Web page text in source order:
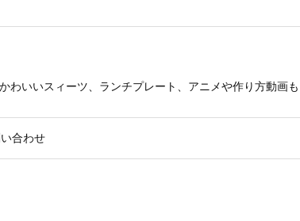
わいいスィーツ、ランチプレート、アニメや作り方動画も
合わせ